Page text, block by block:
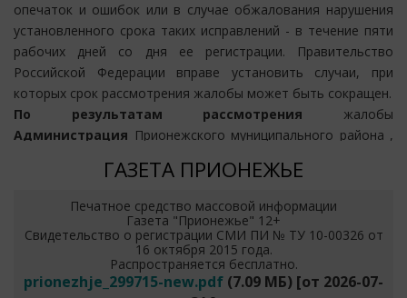
муниципальную услугу, либо государственного или
муниципального служащего; -доводы, на основании
которых заявитель не согласен с решением и действием
(бездействием) органа, предоставляющего муниципальную
услугу, должностного лица органа, предоставляющего
муниципальную услугу, либо муниципального служащего.
Заявителем могут быть представлены документы (при
опечаток и ошибок или в случае обжалования нарушения
установленного срока таких исправлений - в течение пяти
рабочих дней со дня ее регистрации. Правительство
Российской Федерации вправе установить случаи, при
которых срок рассмотрения жалобы может быть сокращен.
По результатам рассмотрения жалобы
Администрация Прионежского муниципального района ,
принятого решения, исправления допущенных органом,
предоставляющим муниципальную услугу, опечаток и
ошибок в выданных в результате предоставления
муниципальной услуги документах, возврата заявителю
денежных средств, взимание которых не предусмотрено
ГАЗЕТА ПРИОНЕЖЬЕ
Печатное средство массовой информации
Газета "Прионежье" 12+
Свидетельство о регистрации СМИ ПИ № ТУ 10-00326 от
16 октября 2015 года.
Распространяется бесплатно.
prionezhje_299715-new.pdf (7.09 МБ) [от 2026-07-